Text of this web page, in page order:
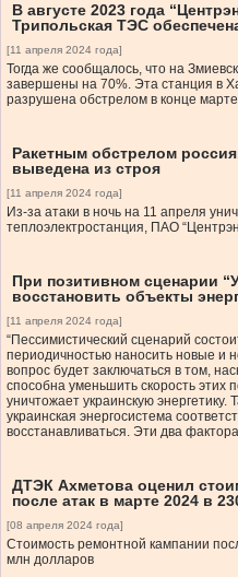
В августе 2023 года
Трипольская ТЭС
[11 апреля 2024 года]
Тогда же сообщалось, что на
завершены на 70%. Эта станция в
разрушена обстрелом в конце марте
Ракетным обстрелом
выведена из строя
[11 апреля 2024 года]
Из-за атаки в ночь на 11 апреля
теплоэлектростанция, ПАО
При позитивном сценарии
восстановить объекты
[11 апреля 2024 года]
“Пессимистический сценарий
периодичностью наносить новые и
вопрос будет заключаться в том,
способна уменьшить скорость этих
уничтожает украинскую
украинская энергосистема
восстанавливаться. Эти два
ДТЭК Ахметова оценил
после атак в марте 2024 в
[08 апреля 2024 года]
Стоимость ремонтной кампании
млн долларов